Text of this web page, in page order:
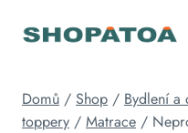
Domů / Shop / Bydlení a
toppery / Matrace /